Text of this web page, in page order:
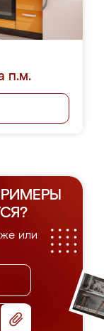
п.м.
или